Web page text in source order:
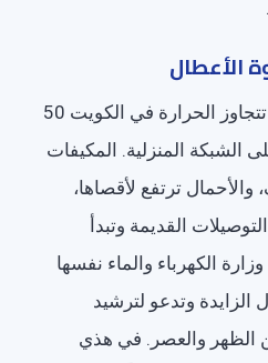
الأعطال
من يونيو إلى سبتمبر، لما تتجاوز الحرارة في الكويت 50
المنزلية. المكيفات
والأحمال ترتفع لأقصاها،
القديمة وتبدأ
الكهرباء والماء نفسها
وتدعو لترشيد
الظهر والعصر. في هذي